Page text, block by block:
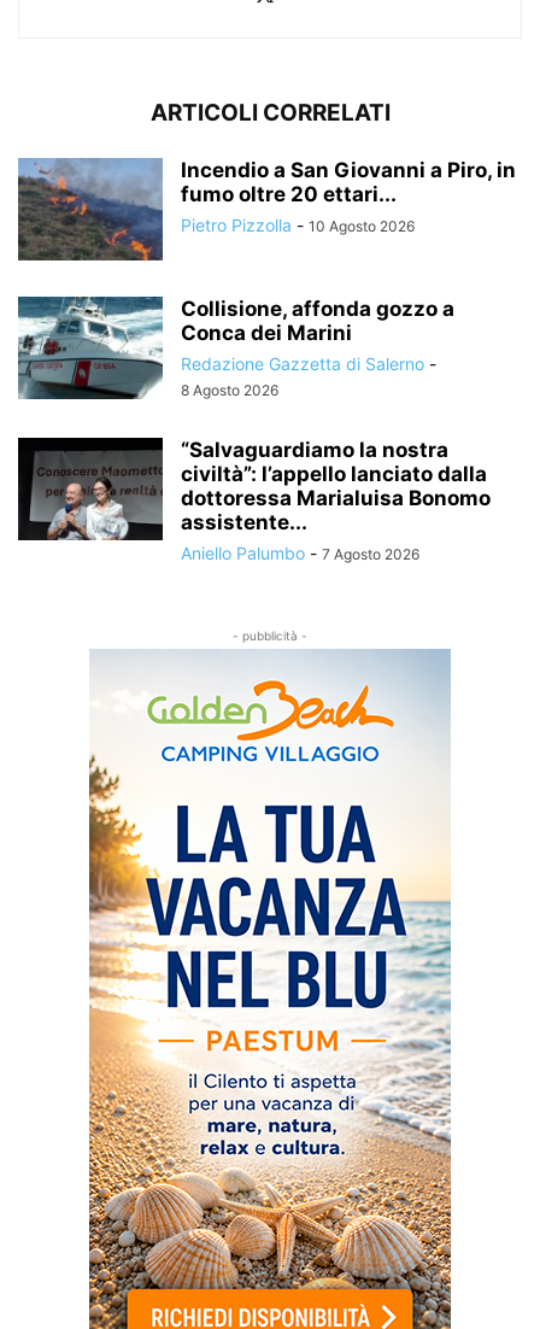
ARTICOLI CORRELATI
Incendio a San Giovanni a Piro, in
fumo oltre 20 ettari...
Pietro Pizzolla - 10 Agosto 2026
Collisione, affonda gozzo a
Conca dei Marini
Redazione Gazzetta di Salerno -
8 Agosto 2026
“Salvaguardiamo la nostra
civiltà”: l’appello lanciato dalla
dottoressa Marialuisa Bonomo
assistente...
Aniello Palumbo - 7 Agosto 2026
- pubblicità -